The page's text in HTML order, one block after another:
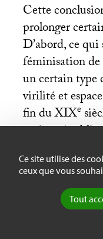
Ce site utilise des
ceux que vous
Tout
Cette
prolonger
D’abord, ce qui
féminisation de
un certain type
virilité et
fin duXIXe
nation
faudrait peut-
relève de la